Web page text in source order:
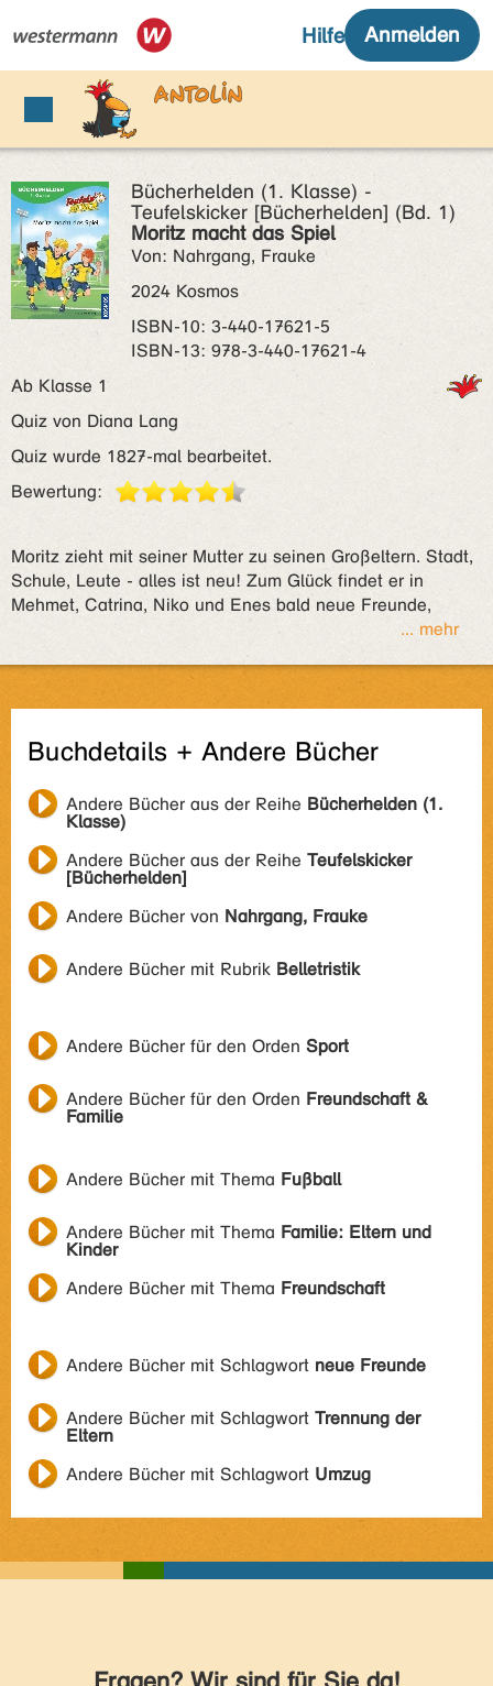
Bücherhelden (1. Klasse) -
Teufelskicker [Bücherhelden] (Bd. 1)
Moritz macht das Spiel
Von: Nahrgang, Frauke
2024 Kosmos
ISBN‑10: 3-440-17621-5
ISBN‑13: 978-3-440-17621-4
Ab Klasse 1
Quiz von Diana Lang
Quiz wurde 1827-mal bearbeitet.
Bewertung:
Moritz zieht mit seiner Mutter zu seinen Großeltern. Stadt,
Schule, Leute - alles ist neu! Zum Glück findet er in
Mehmet, Catrina, Niko und Enes bald neue Freunde,
... mehr
Buchdetails + Andere Bücher
Andere Bücher aus der Reihe Bücherhelden (1.
Klasse)
Andere Bücher aus der Reihe Teufelskicker
[Bücherhelden]
Andere Bücher von Nahrgang, Frauke
Andere Bücher mit Rubrik Belletristik
Andere Bücher für den Orden Sport
Andere Bücher für den Orden Freundschaft &
Familie
Andere Bücher mit Thema Fußball
Andere Bücher mit Thema Familie: Eltern und
Kinder
Andere Bücher mit Thema Freundschaft
Andere Bücher mit Schlagwort neue Freunde
Andere Bücher mit Schlagwort Trennung der
Eltern
Andere Bücher mit Schlagwort Umzug